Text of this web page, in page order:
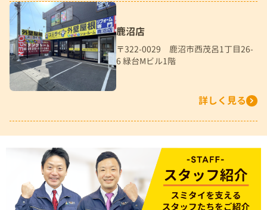
鹿沼店
〒322-0029 鹿沼市西茂呂1丁目26-
6 緑台Mビル1階
詳しく見る